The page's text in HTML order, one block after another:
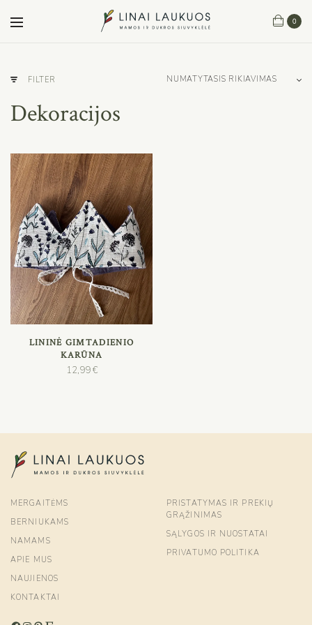
0
FILTER
Dekoracijos
PASIRINKTI SAVYBES
LININĖ GIMTADIENIO
KARŪNA
12,99€
MERGAITĖMS
BERNIUKAMS
NAMAMS
APIE MUS
NAUJIENOS
KONTAKTAI
PRISTATYMAS IR PREKIŲ
GRĄŽINIMAS
SĄLYGOS IR NUOSTATAI
PRIVATUMO POLITIKA